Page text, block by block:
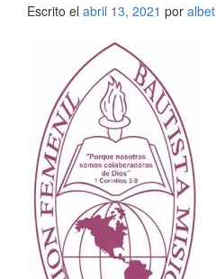
Escrito el abril 13, 2021 por albet